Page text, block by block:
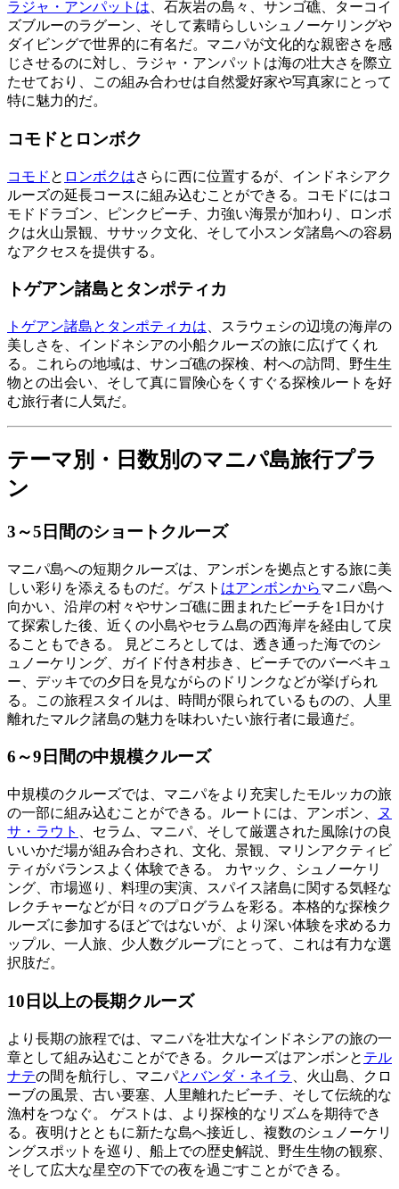
ラジャ・アンパットは 、石灰岩の島々、サンゴ礁、ターコイ
ズブルーのラグーン、そして素晴らしいシュノーケリングや
ダイビングで世界的に有名だ。マニパが文化的な親密さを感
じさせるのに対し、ラジャ・アンパットは海の壮大さを際立
たせており、この組み合わせは自然愛好家や写真家にとって
特に魅力的だ。
コモドとロンボク
コモド と ロンボクはさらに西に位置するが、インドネシアク
ルーズの延長コースに組み込むことができる。コモドにはコ
モドドラゴン、ピンクビーチ、力強い海景が加わり、ロンボ
クは火山景観、ササック文化、そして小スンダ諸島への容易
なアクセスを提供する。
トゲアン諸島とタンポティカ
トゲアン諸島とタンポティカは 、スラウェシの辺境の海岸の
美しさを、インドネシアの小船クルーズの旅に広げてくれ
る。これらの地域は、サンゴ礁の探検、村への訪問、野生生
物との出会い、そして真に冒険心をくすぐる探検ルートを好
む旅行者に人気だ。
テーマ別・日数別のマニパ島旅行プラ
ン
3～5日間のショートクルーズ
マニパ島への短期クルーズは、アンボンを拠点とする旅に美
しい彩りを添えるものだ。ゲスト はアンボンからマニパ島へ
向かい、沿岸の村々やサンゴ礁に囲まれたビーチを1日かけ
て探索した後、近くの小島やセラム島の西海岸を経由して戻
ることもできる。 見どころとしては、透き通った海でのシ
ュノーケリング、ガイド付き村歩き、ビーチでのバーベキュ
ー、デッキでの夕日を見ながらのドリンクなどが挙げられ
る。この旅程スタイルは、時間が限られているものの、人里
離れたマルク諸島の魅力を味わいたい旅行者に最適だ。
6～9日間の中規模クルーズ
中規模のクルーズでは、マニパをより充実したモルッカの旅
の一部に組み込むことができる。ルートには、アンボン、
ヌ
サ・ラウト
、セラム、マニパ、そして厳選された風除けの良
いいかだ場が組み合わされ、文化、景観、マリンアクティビ
ティがバランスよく体験できる。 カヤック、シュノーケリ
ング、市場巡り、料理の実演、スパイス諸島に関する気軽な
レクチャーなどが日々のプログラムを彩る。本格的な探検ク
ルーズに参加するほどではないが、より深い体験を求めるカ
ップル、一人旅、少人数グループにとって、これは有力な選
択肢だ。
10日以上の長期クルーズ
より長期の旅程では、マニパを壮大なインドネシアの旅の一
章として組み込むことができる。クルーズはアンボンと テル
ナテの間を航行し、マニパとバンダ・ネイラ
、火山島、クロ
ーブの風景、古い要塞、人里離れたビーチ、そして伝統的な
漁村をつなぐ。 ゲストは、より探検的なリズムを期待でき
る。夜明けとともに新たな島へ接近し、複数のシュノーケリ
ングスポットを巡り、船上での歴史解説、野生生物の観察、
そして広大な星空の下での夜を過ごすことができる。